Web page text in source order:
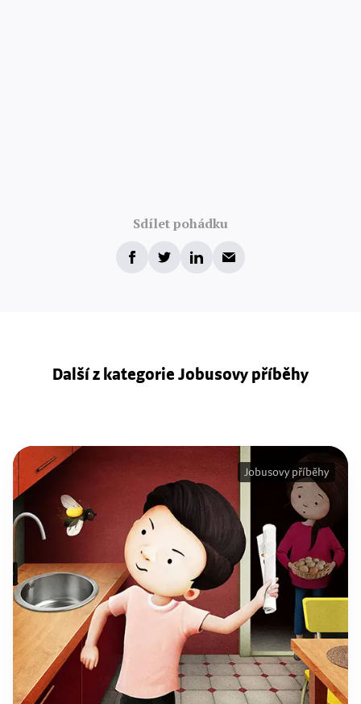
Sdílet pohádku
Další z kategorie Jobusovy příběhy
Jobusovy příběhy